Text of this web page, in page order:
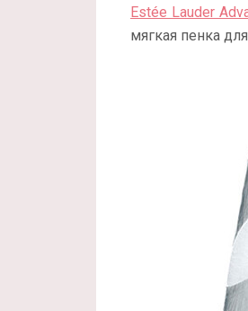
Estée Lauder
мягкая пенка